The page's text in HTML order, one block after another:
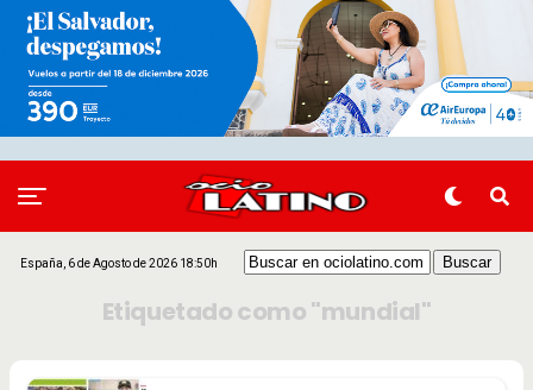
España, 6 de Agosto de 2026 18:50h
Etiquetado como "mundial"